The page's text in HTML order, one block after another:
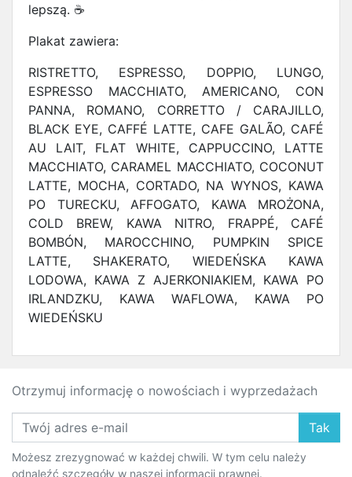
lepszą. ☕
Plakat zawiera:
RISTRETTO, ESPRESSO, DOPPIO, LUNGO,
ESPRESSO MACCHIATO, AMERICANO, CON
PANNA, ROMANO, CORRETTO / CARAJILLO,
BLACK EYE, CAFFÉ LATTE, CAFE GALÃO, CAFÉ
AU LAIT, FLAT WHITE, CAPPUCCINO, LATTE
MACCHIATO, CARAMEL MACCHIATO, COCONUT
LATTE, MOCHA, CORTADO, NA WYNOS, KAWA
PO TURECKU, AFFOGATO, KAWA MROŻONA,
COLD BREW, KAWA NITRO, FRAPPÉ, CAFÉ
BOMBÓN, MAROCCHINO, PUMPKIN SPICE
LATTE, SHAKERATO, WIEDEŃSKA KAWA
LODOWA, KAWA Z AJERKONIAKIEM, KAWA PO
IRLANDZKU, KAWA WAFLOWA, KAWA PO
WIEDEŃSKU
Otrzymuj informację o nowościach i wyprzedażach
Tak
Możesz zrezygnować w każdej chwili. W tym celu należy
odnaleźć szczegóły w naszej informacji prawnej.